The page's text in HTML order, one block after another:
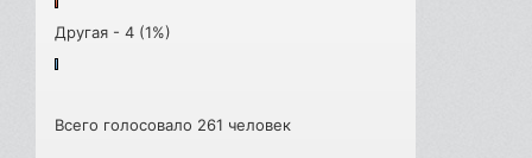
Другая - 4 (1%)
Всего голосовало 261 человек